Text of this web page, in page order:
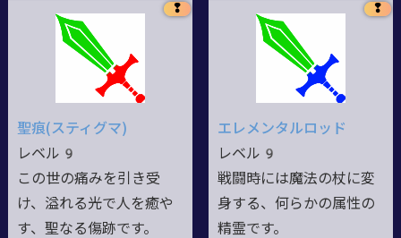
❢
聖痕(スティグマ)
レベル9
この世の痛みを引き受
け、溢れる光で人を癒や
す、聖なる傷跡です。
❢
エレメンタルロッド
レベル9
戦闘時には魔法の杖に変
身する、何らかの属性の
精霊です。